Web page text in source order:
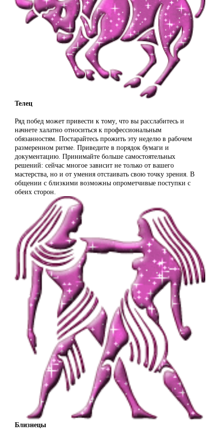
Телец
Ряд побед может привести к тому, что вы расслабитесь и
начнете халатно относиться к профессиональным
обязанностям. Постарайтесь прожить эту неделю в рабочем
размеренном ритме. Приведите в порядок бумаги и
документацию. Принимайте больше самостоятельных
решений: сейчас многое зависит не только от вашего
мастерства, но и от умения отстаивать свою точку зрения. В
общении с близкими возможны опрометчивые поступки с
обеих сторон.
Близнецы